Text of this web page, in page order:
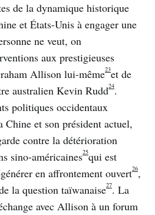
de la dynamique historique
et États-Unis à engager une
ne veut, on
aux prestigieuses
Allison lui-même23et de
australien Kevin Rudd24.
politiques occidentaux
Chine et son président actuel,
contre la détérioration
sino-américaines25qui est
en affrontement ouvert26,
la question taïwanaise27. La
avec Allison à un forum